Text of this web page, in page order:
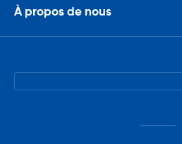
À propos de nous